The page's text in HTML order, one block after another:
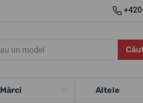
Mărci Altele